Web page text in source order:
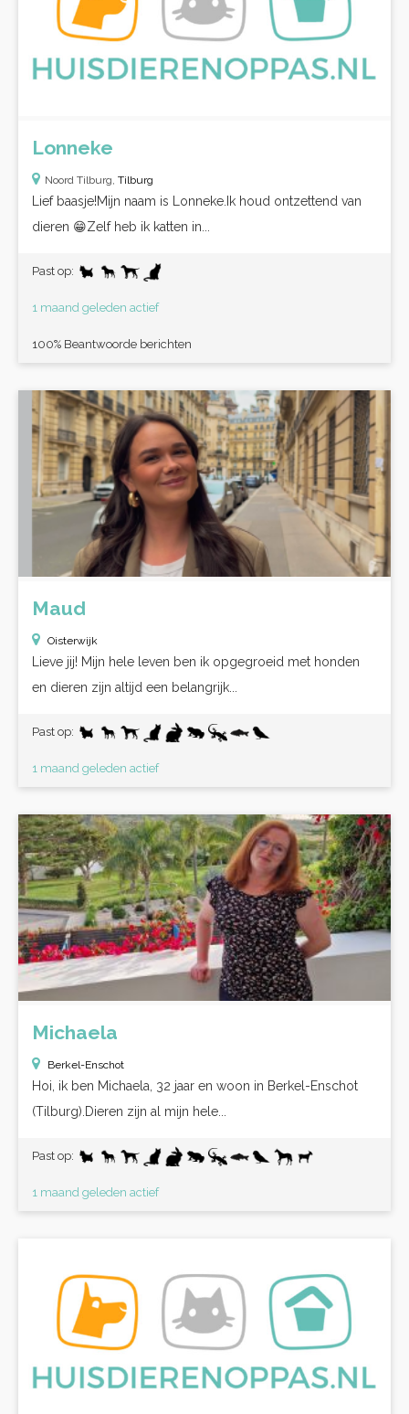
Lonneke
Noord Tilburg, Tilburg
Lief baasje!Mijn naam is Lonneke.Ik houd ontzettend van
dieren 😁Zelf heb ik katten in...
Past op:
1 maand geleden actief
100% Beantwoorde berichten
Maud
Oisterwijk
Lieve jij! Mijn hele leven ben ik opgegroeid met honden
en dieren zijn altijd een belangrijk...
Past op:
1 maand geleden actief
Michaela
Berkel-Enschot
Hoi, ik ben Michaela, 32 jaar en woon in Berkel-Enschot
(Tilburg).Dieren zijn al mijn hele...
Past op:
1 maand geleden actief